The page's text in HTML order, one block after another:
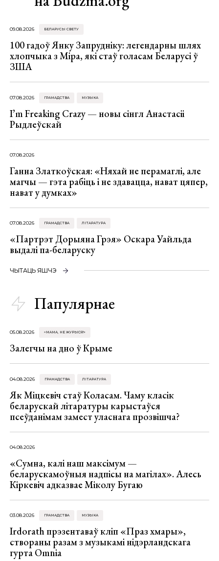
09.08.2026 БЕЛАРУСЫ СВЕТУ
100 гадоў Янку Запрудніку: легендарны шлях
хлопчыка з Міра, які стаў голасам Беларусі ў
ЗША
07.08.2026 ГРАМАДСТВА МУЗЫКА
I’m Freaking Crazy — новы сінгл Анастасіі
Рыдлеўскай
07.08.2026
Ганна Златкоўская: «Няхай не перамаглі, але
магчы — гэта рабіць і не здавацца, нават цяпер,
нават у думках»
07.08.2026 ГРАМАДСТВА ЛІТАРАТУРА
«Партрэт Дорыяна Грэя» Оскара Уайльда
выдалі па-беларуску
ЧЫТАЦЬ ЯШЧЭ
Папулярнае
05.08.2026 «МАМА, НЕ ЖУРЫСЯ!»
Залегчы на дно ў Крыме
04.08.2026 ГРАМАДСТВА ЛІТАРАТУРА
Як Міцкевіч стаў Коласам. Чаму класік
беларускай літаратуры карыстаўся
псеўданімам замест уласнага прозвішча?
04.08.2026
«Сумна, калі наш максімум —
беларускамоўныя надпісы на магілах». Алесь
Кіркевіч адказвае Міколу Бугаю
03.08.2026 ГРАМАДСТВА МУЗЫКА
Irdorath прэзентаваў кліп «Праз хмары»,
створаны разам з музыкамі нідэрландскага
гурта Omnia